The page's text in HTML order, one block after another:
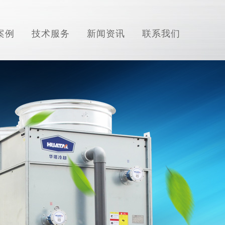
例 技术服务 新闻资讯 联系我们